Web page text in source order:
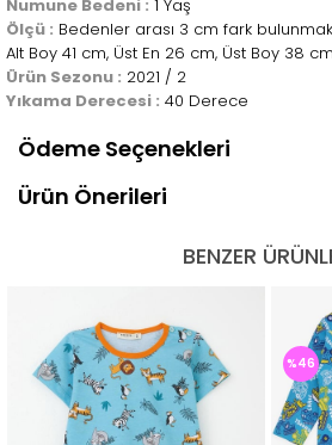
Numune Bedeni : 1 Yaş
Ölçü : Bedenler arası 3 cm fark
Alt Boy 41 cm, Üst En 26 cm, Üst Boy 38 cm
Ürün Sezonu : 2021 / 2
Yıkama Derecesi : 40 Derece
Ödeme Seçenekleri
Ürün Önerileri
BENZER
%46